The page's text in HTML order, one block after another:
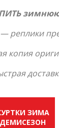
зимнюю
реплики
копия
ЗИМА
ДЕМИСЕЗОН